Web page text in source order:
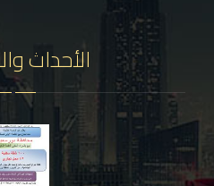
الأحداث